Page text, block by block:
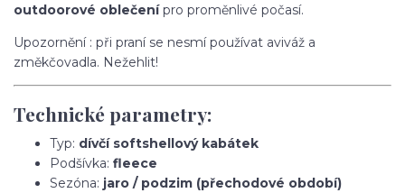
outdoorové oblečenípro proměnlivé počasí.
Upozornění : při praní se nesmí používat aviváž a
změkčovadla. Nežehlit!
Technické parametry:
Typ: dívčí softshellový kabátek
Podšívka: fleece
Sezóna: jaro / podzim (přechodové období)